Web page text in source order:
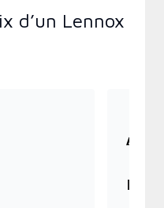
d’un Lennox